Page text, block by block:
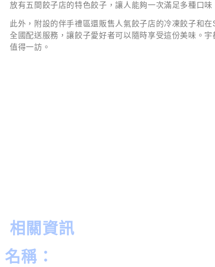
放有五間餃子店的特色餃子，讓人能夠一次滿足多種口味
此外，附設的伴手禮區還販售人氣餃子店的冷凍餃子和
全國配送服務，讓餃子愛好者可以隨時享受這份美味。
值得一訪。
相關資訊
名稱：